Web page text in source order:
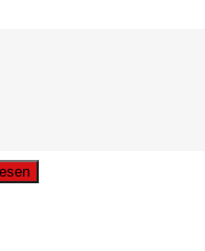
lesen